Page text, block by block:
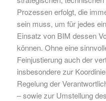
Prozessen erfolgt, die
sein muss, um für jedes
Einsatz von BIM dessen
können. Ohne eine
Feinjustierung auch der
insbesondere zur
Regelung der
– sowie zur Umstellung